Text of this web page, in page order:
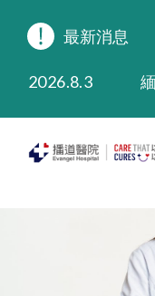
最新消息
2026.8.3
2025.9.23